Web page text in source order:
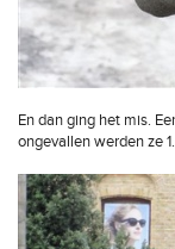
En dan ging het mis.
ongevallen werden ze